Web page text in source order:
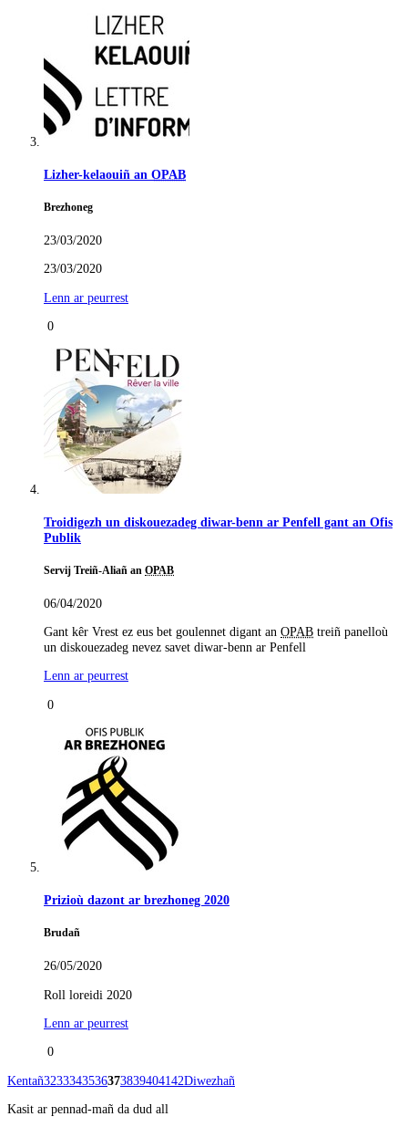
Lizher-kelaouiñ an OPAB
Brezhoneg
23/03/2020
23/03/2020
Lenn ar peurrest
0
Troidigezh un diskouezadeg diwar-benn ar Penfell gant an Ofis
Publik
Servij Treiñ-Aliañ an OPAB
06/04/2020
Gant kêr Vrest ez eus bet goulennet digant an OPAB treiñ panelloù
un diskouezadeg nevez savet diwar-benn ar Penfell
Lenn ar peurrest
0
Prizioù dazont ar brezhoneg 2020
Brudañ
26/05/2020
Roll loreidi 2020
Lenn ar peurrest
0
Kentañ3233343536373839404142Diwezhañ
Kasit ar pennad-mañ da dud all